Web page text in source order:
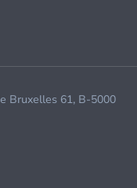
Bruxelles 61, B-5000